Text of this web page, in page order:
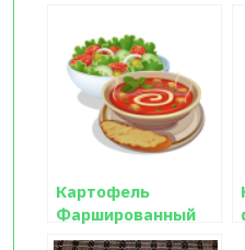
Картофель
Фаршированный
грибами